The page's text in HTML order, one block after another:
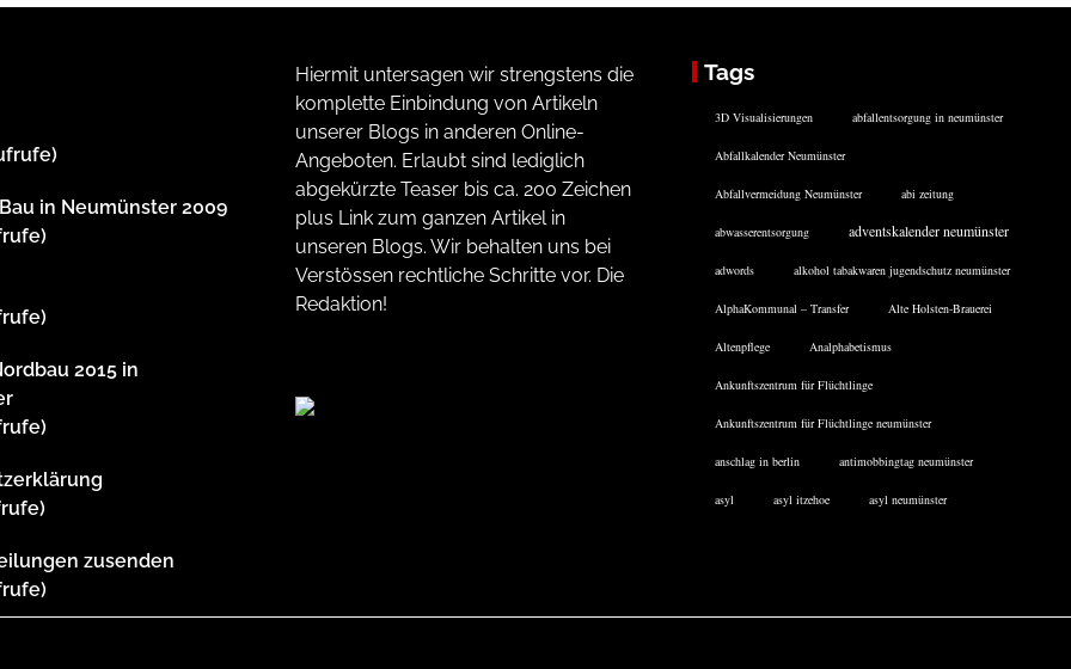
in Neumünster 2009
2015 in
zusenden
Hiermit untersagen wir strengstens die
komplette Einbindung von Artikeln
unserer Blogs in anderen Online-
Angeboten. Erlaubt sind lediglich
abgekürzte Teaser bis ca. 200 Zeichen
plus Link zum ganzen Artikel in
unseren Blogs. Wir behalten uns bei
Verstössen rechtliche Schritte vor. Die
Redaktion!
Tags
3D Visualisierungen abfallentsorgung in neumünster
Abfallkalender Neumünster
Abfallvermeidung Neumünster abi zeitung
abwasserentsorgung adventskalender neumünster
adwords alkohol tabakwaren jugendschutz neumünster
AlphaKommunal – Transfer Alte Holsten-Brauerei
Altenpflege Analphabetismus
Ankunftszentrum für Flüchtlinge
Ankunftszentrum für Flüchtlinge neumünster
anschlag in berlin antimobbingtag neumünster
asyl asyl itzehoe asyl neumünster